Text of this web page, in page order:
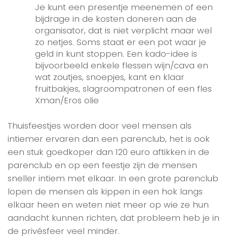
Je kunt een presentje meenemen of een
bijdrage in de kosten doneren aan de
organisator, dat is niet verplicht maar wel
zo netjes. Soms staat er een pot waar je
geld in kunt stoppen. Een kado-idee is
bijvoorbeeld enkele flessen wijn/cava en
wat zoutjes, snoepjes, kant en klaar
fruitbakjes, slagroompatronen of een fles
Xman/Eros olie
Thuisfeestjes worden door veel mensen als
intiemer ervaren dan een parenclub, het is ook
een stuk goedkoper dan 120 euro aftikken in de
parenclub en op een feestje zijn de mensen
sneller intiem met elkaar. In een grote parenclub
lopen de mensen als kippen in een hok langs
elkaar heen en weten niet meer op wie ze hun
aandacht kunnen richten, dat probleem heb je in
de privésfeer veel minder.